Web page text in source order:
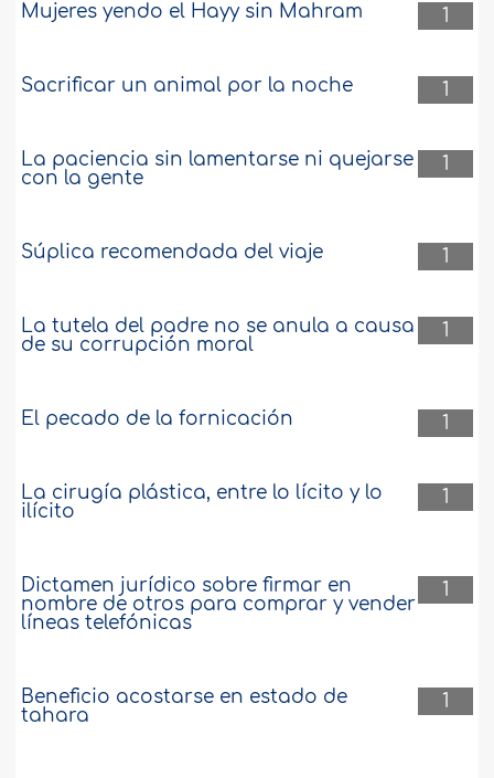
1
Mujeres yendo el Hayy sin Mahram
1
Sacrificar un animal por la noche
1
La paciencia sin lamentarse ni quejarse
con la gente
1
Súplica recomendada del viaje
1
La tutela del padre no se anula a causa
de su corrupción moral
1
El pecado de la fornicación
1
La cirugía plástica, entre lo lícito y lo
ilícito
1
Dictamen jurídico sobre firmar en
nombre de otros para comprar y vender
líneas telefónicas
1
Beneficio acostarse en estado de
tahara